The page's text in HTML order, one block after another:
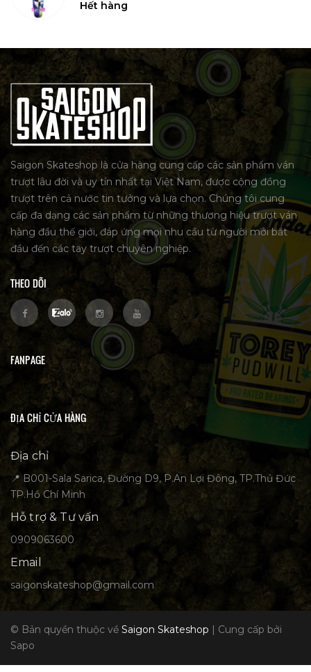
Hết hàng
Saigon Skateshop là cửa hàng cung cấp các sản phẩm ván
trượt lâu đời và uy tín nhất tại Việt Nam, được cộng đồng
trượt trên cả nước tin tưởng và lựa chọn. Chúng tôi cung
cấp đa dạng các sản phẩm từ những thương hiệu trượt ván
hàng đầu thế giới, đáp ứng mọi nhu cầu từ người mới bắt
đầu đến các tay trượt chuyên nghiệp.
THEO DÕI
FANPAGE
ĐỊA CHỈ CỬA HÀNG
Địa chỉ
📍 B001-Sala Sarica, Đường D9, P.An Lợi Đông, TP.Thủ Đức
TP.Hồ Chí Minh
Hỗ trợ & Tư vấn
0909063600
Email
saigonskateshop@gmail.com
© Bản quyền thuộc về Saigon Skateshop | Cung cấp bởi
Sapo